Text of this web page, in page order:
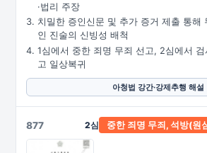
·법리 주장
치밀한 증인신문 및 추가 증거 제출 통해
인 진술의 신빙성 배척
1심에서 중한 죄명 무죄 선고, 2심에서
고 일상복귀
아청법 강간·강제추행 해설
877 2심 중한 죄명 무죄, 석방(원